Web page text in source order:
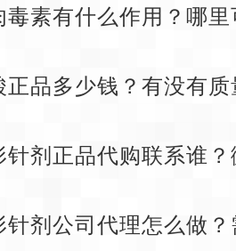
毒素有什么作用？哪
正品多少钱？有没有
针剂正品代购联系谁
针剂公司代理怎么做